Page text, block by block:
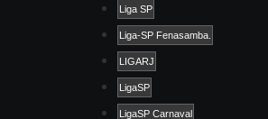
Liga SP
Liga-SP Fenasamba.
LIGARJ
LigaSP
LigaSP Carnaval